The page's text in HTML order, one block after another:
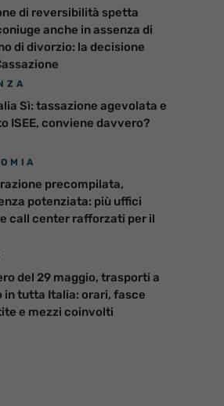
di reversibilità spetta
anche in assenza di
di divorzio: la decisione
Sì: tassazione agevolata e
ISEE, conviene davvero?
precompilata,
potenziata: più uffici
call center rafforzati per il
del 29 maggio, trasporti a
in tutta Italia: orari, fasce
e mezzi coinvolti